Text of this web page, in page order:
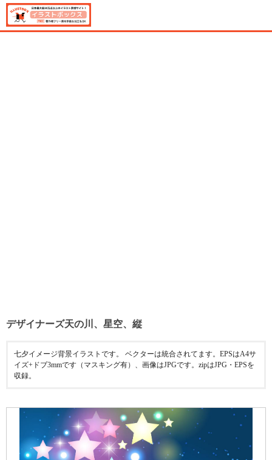
デザイナーズ天の川、星空、縦
七夕イメージ背景イラストです。 ベクターは統合されてます。EPSはA4サ
イズ+ドブ3mmです（マスキング有）、画像はJPGです。zipはJPG・EPSを
収録。